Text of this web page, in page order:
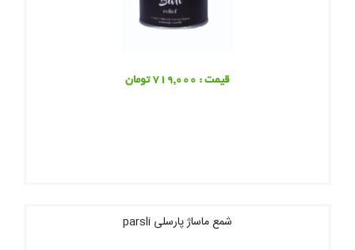
قیمت : 719,000 تومان
شمع ماساژ پارسلی parsli